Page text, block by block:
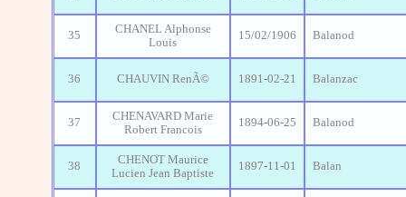
35
CHANEL Alphonse
Louis
15/02/1906 Balanod
36 CHAUVIN RenÃ© 1891-02-21 Balanzac
37
CHENAVARD Marie
Robert Francois
1894-06-25 Balanod
38
CHENOT Maurice
Lucien Jean Baptiste
1897-11-01 Balan